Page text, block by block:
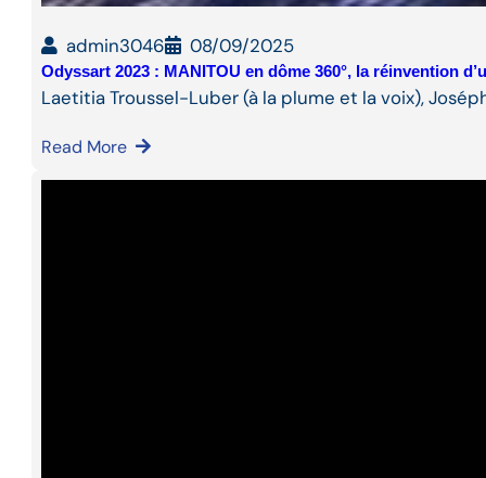
admin3046 08/09/2025
Odyssart 2023 : MANITOU en dôme 360°, la réinvention
Laetitia Troussel-Luber (à la plume et la voix),
Read More